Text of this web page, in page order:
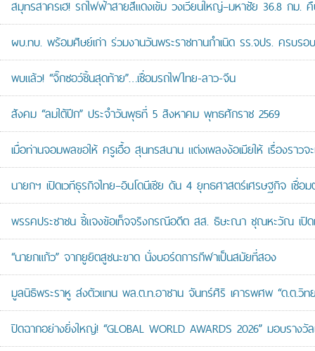
สมุทรสาครเฮ! รถไฟฟ้าสายสีแดงเข้ม วงเวียนใหญ่–มหาชัย 36.8 ก
ผบ.ทบ. พร้อมศิษย์เก่า ร่วมงานวันพระราชทานกำเนิด รร.จปร. ครบ
พบแล้ว! “จิ๊กซอว์ชิ้นสุดท้าย”…เชื่อมรถไฟไทย-ลาว-จีน
สังคม “ลมใต้ปีก” ประจำวันพุธที่ 5 สิงหาคม พุทธศักราช 2569
เมื่อท่านจอมพลขอให้ ครูเอื้อ สุนทรสนาน แต่งเพลงง้อเมียให้ เรื่องราวจะ
นายกฯ เปิดเวทีธุรกิจไทย–อินโดนีเซีย ดัน 4 ยุทธศาสตร์เศรษฐกิจ เ
พรรคประชาชน ชี้แจงข้อเท็จจริงกรณีอดีต สส. ธิษะณา ชุณหะวัณ เปิด
“นายกแก้ว” จากยูยิตสูชนะขาด นั่งบอร์ดการกีฬาเป็นสมัยที่สอง
มูลนิธิพระราหู ส่งตัวแทน พล.ต.ท.อาชาน จันทร์ศิริ เคารพศพ “ด.ต.วิท
ปิดฉากอย่างยิ่งใหญ่! “GLOBAL WORLD AWARDS 2026” มอบรา